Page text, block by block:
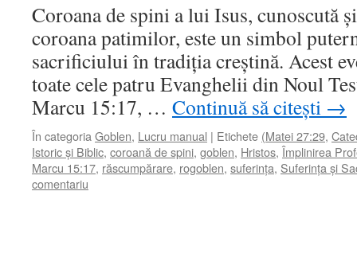
Coroana de spini a lui Isus, cunoscută
coroana patimilor, este un simbol
sacrificiului în tradiția creștină. Acest
toate cele patru Evanghelii din Noul
Marcu 15:17, … Continuă să citești →
În categoria Goblen, Lucru manual | Etichete (Matei 27:29,
Istoric și Biblic, coroană de spini, goblen, Hristos, Împlinirea
Marcu 15:17, răscumpărare, rogoblen, suferința, Suferința și
comentariu